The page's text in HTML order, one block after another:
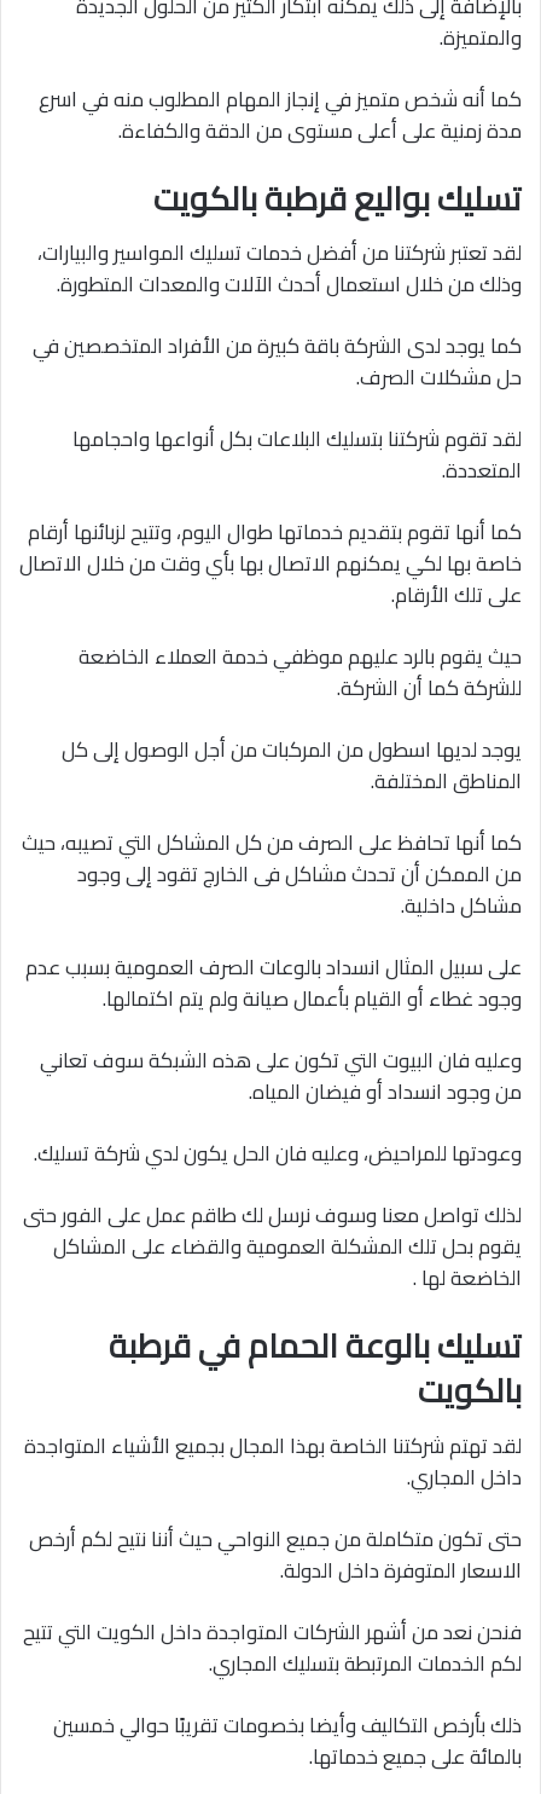
والمتميزة.
كما أنه شخص متميز في إنجاز المهام المطلوب منه في اسرع
مدة زمنية على أعلى مستوى من الدقة والكفاءة.
تسليك بواليع قرطبة بالكويت
لقد تعتبر شركتنا من أفضل خدمات تسليك المواسير والبيارات،
وذلك من خلال استعمال أحدث الآلات والمعدات المتطورة.
كما يوجد لدى الشركة باقة كبيرة من الأفراد المتخصصين في
حل مشكلات الصرف.
لقد تقوم شركتنا بتسليك البلاعات بكل أنواعها واحجامها
المتعددة.
كما أنها تقوم بتقديم خدماتها طوال اليوم، وتتيح لزبائنها أرقام
خاصة بها لكي يمكنهم الاتصال بها بأي وقت من خلال الاتصال
على تلك الأرقام.
حيث يقوم بالرد عليهم موظفي خدمة العملاء الخاضعة
للشركة كما أن الشركة.
يوجد لديها اسطول من المركبات من أجل الوصول إلى كل
المناطق المختلفة.
كما أنها تحافظ على الصرف من كل المشاكل التي تصيبه، حيث
من الممكن أن تحدث مشاكل فى الخارج تقود إلى وجود
مشاكل داخلية.
على سبيل المثال انسداد بالوعات الصرف العمومية بسبب عدم
وجود غطاء أو القيام بأعمال صيانة ولم يتم اكتمالها.
وعليه فان البيوت التي تكون على هذه الشبكة سوف تعاني
من وجود انسداد أو فيضان المياه.
وعودتها للمراحيض، وعليه فان الحل يكون لدي شركة تسليك.
لذلك تواصل معنا وسوف نرسل لك طاقم عمل على الفور حتى
يقوم بحل تلك المشكلة العمومية والقضاء على المشاكل
الخاضعة لها .
تسليك بالوعة الحمام في قرطبة
بالكويت
لقد تهتم شركتنا الخاصة بهذا المجال بجميع الأشياء المتواجدة
داخل المجاري.
حتى تكون متكاملة من جميع النواحي حيث أننا نتيح لكم أرخص
الاسعار المتوفرة داخل الدولة.
فنحن نعد من أشهر الشركات المتواجدة داخل الكويت التي تتيح
لكم الخدمات المرتبطة بتسليك المجاري.
ذلك بأرخص التكاليف وأيضا بخصومات تقريبًا حوالي خمسين
بالمائة على جميع خدماتها.